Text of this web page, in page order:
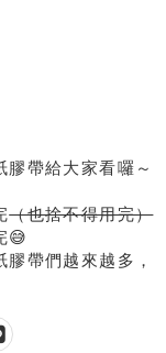
帶給大家看囉～
（也捨不得用完）
😅
帶們越來越多，